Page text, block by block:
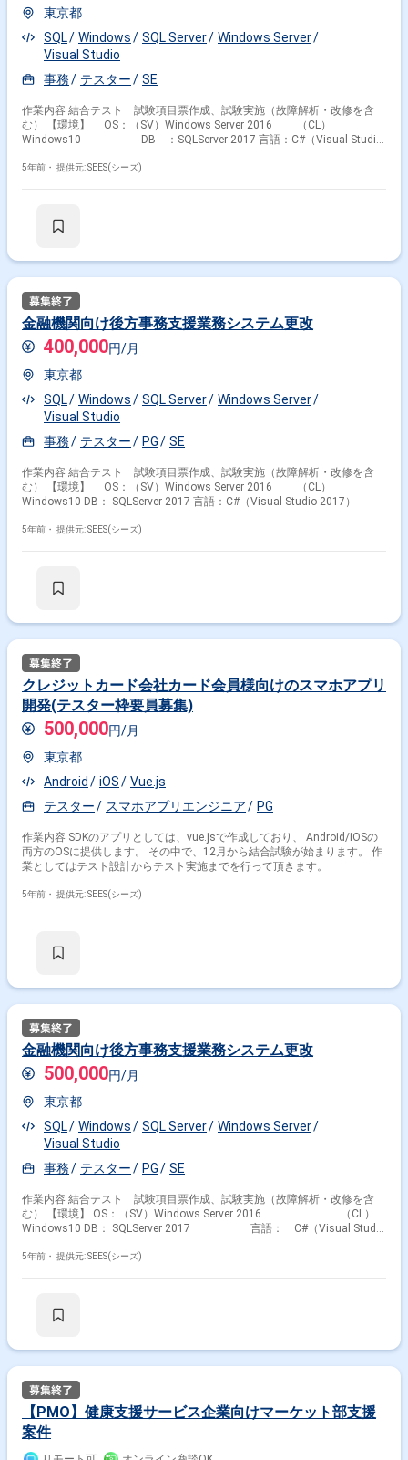
東京都
SQL
Windows SQL Server
Windows Server
Visual Studio
事務
テスター SE
作業内容 結合テスト 試験項目票作成、試験実施（故障解析・改修を含
む） 【環境】 OS：（SV）Windows Server 2016 （CL）
Windows10 DB ：SQLServer 2017 言語：C#（Visual Studio
5年前・ 提供元: SEES(シーズ)
金融機関向け後方事務支援業務システム更改
400,000円/月
東京都
SQL
Windows SQL Server
Windows Server
Visual Studio
事務
テスター PG SE
作業内容 結合テスト 試験項目票作成、試験実施（故障解析・改修を含
む） 【環境】 OS：（SV）Windows Server 2016 （CL）
Windows10 DB： SQLServer 2017 言語：C#（Visual Studio 2017）
5年前・ 提供元: SEES(シーズ)
クレジットカード会社カード会員様向けのスマホアプリ
開発(テスター枠要員募集)
500,000円/月
東京都
Android
iOS
Vue.js
テスター
スマホアプリエンジニア PG
作業内容 SDKのアプリとしては、vue.jsで作成しており、 Android/iOSの
両方のOSに提供します。 その中で、12月から結合試験が始まります。 作
業としてはテスト設計からテスト実施までを行って頂きます。
5年前・ 提供元: SEES(シーズ)
金融機関向け後方事務支援業務システム更改
500,000円/月
東京都
SQL
Windows SQL Server
Windows Server
Visual Studio
事務
テスター PG SE
作業内容 結合テスト 試験項目票作成、試験実施（故障解析・改修を含
む） 【環境】 OS：（SV）Windows Server 2016 （CL）
Windows10 DB： SQLServer 2017 言語： C#（Visual Studio
5年前・ 提供元: SEES(シーズ)
【PMO】健康支援サービス企業向けマーケット部支援
案件